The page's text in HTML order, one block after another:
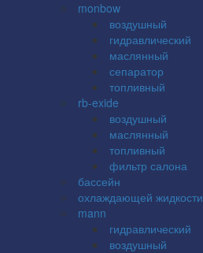
monbow
воздушный
гидравлический
маслянный
сепаратор
топливный
rb-exide
воздушный
маслянный
топливный
фильтр салона
бассейн
охлаждающей жидкости
mann
гидравлический
воздушный